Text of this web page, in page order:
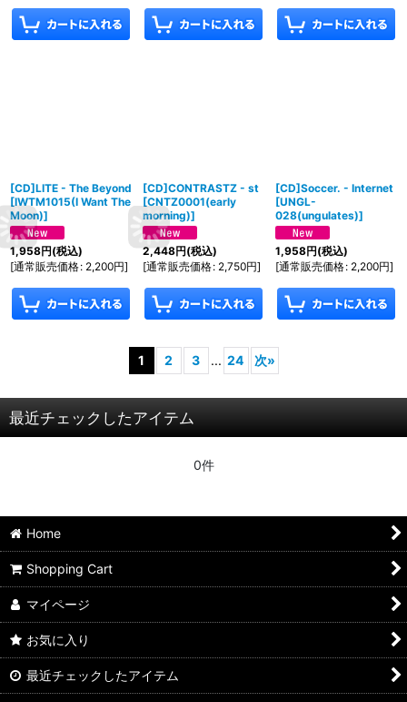
[CD]LITE - The Beyond
[IWTM1015(I Want The
Moon)]
1,958円(税込)
[通常販売価格: 2,200円]
[CD]CONTRASTZ - st
[CNTZ0001(early
morning)]
2,448円(税込)
[通常販売価格: 2,750円]
[CD]Soccer. - Internet
[UNGL-
028(ungulates)]
1,958円(税込)
[通常販売価格: 2,200円]
1 2 3 ... 24 次»
最近チェックしたアイテム
0件
Home
Shopping Cart
マイページ
お気に入り
最近チェックしたアイテム